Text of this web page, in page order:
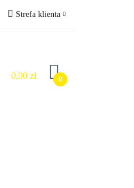
Strefa klienta
Zarejestruj się
Dodaj zgłoszenie
0,00 zł 0